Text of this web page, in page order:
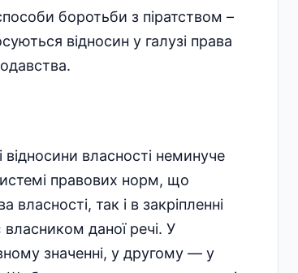
боротьби з піратством –
відносин у галузі права
власності неминуче
правових норм, що
так і в закріпленні
даної речі. У
значенні, у другому — у